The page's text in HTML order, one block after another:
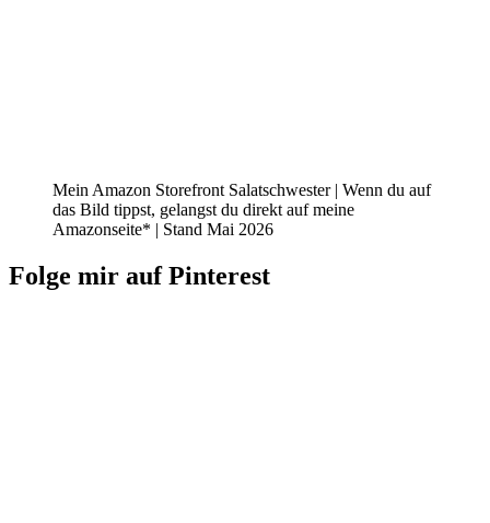
Mein Amazon Storefront Salatschwester | Wenn du auf
das Bild tippst, gelangst du direkt auf meine
Amazonseite* | Stand Mai 2026
Folge mir auf Pinterest